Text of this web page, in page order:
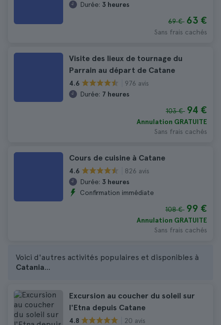
Durée: 3 heures
69 € 63 €
Sans frais cachés
Visite des lieux de tournage du
Parrain au départ de Catane
4.6
976 avis
Durée: 7 heures
103 € 94 €
Annulation GRATUITE
Sans frais cachés
Cours de cuisine à Catane
4.6
826 avis
Durée: 3 heures
Confirmation immédiate
108 € 99 €
Annulation GRATUITE
Sans frais cachés
Voici d'autres activités populaires et disponibles à
Catania...
Excursion au coucher du soleil sur
l'Etna depuis Catane
4.8
20 avis